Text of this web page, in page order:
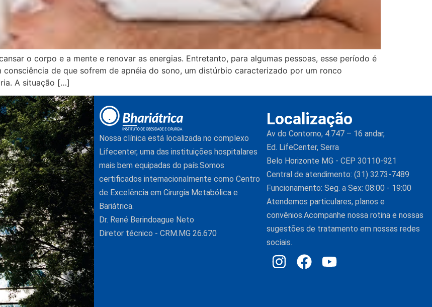
o corpo e a mente e renovar as energias. Entretanto, para algumas pessoas, esse período é
de que sofrem de apnéia do sono, um distúrbio caracterizado por um ronco
A situação […]
Nossa clínica está localizada no complexo
Lifecenter, uma das instituições hospitalares
mais bem equipadas do país.Somos
certificados internacionalmente como Centro
de Excelência em Cirurgia Metabólica e
Bariátrica.
Dr. René Berindoague Neto
Diretor técnico - CRM.MG 26.670
Localização
Av do Contorno, 4.747 – 16 andar,
Ed. LifeCenter, Serra
Belo Horizonte MG - CEP 30110-921
Central de atendimento: (31) 3273-7489
Funcionamento: Seg. a Sex: 08:00 - 19:00
Atendemos particulares, planos e
convênios.Acompanhe nossa rotina e nossas
sugestões de tratamento em nossas redes
sociais.